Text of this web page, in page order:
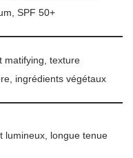
SPF 50+
matifying, texture
ingrédients végétaux
lumineux, longue tenue